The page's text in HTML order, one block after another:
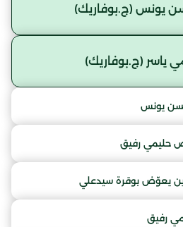
يونس (ج.بوفاريك)
(ج.بوفاريك)
يونس
حليمي رفيق
يعوّض بوقرة سيدعلي
رفيق